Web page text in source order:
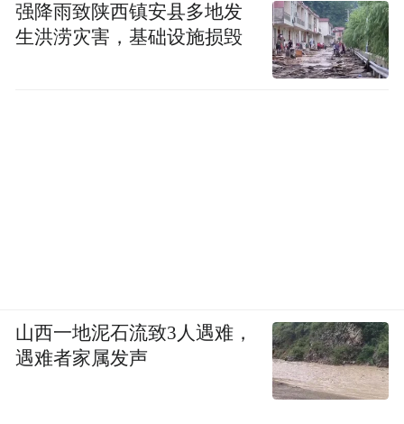
强降雨致陕西镇安县多地发
生洪涝灾害，基础设施损毁
山西一地泥石流致3人遇难，
遇难者家属发声